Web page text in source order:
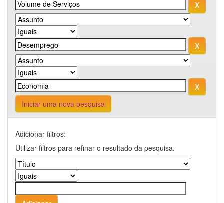
Iniciar uma nova pesquisa
Adicionar filtros:
Utilizar filtros para refinar o resultado da pesquisa.